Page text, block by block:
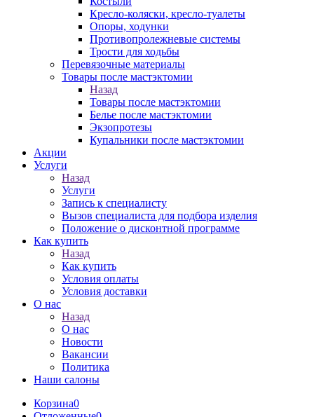
Кресло-коляски, кресло-туалеты
Опоры, ходунки
Противопролежневые системы
Трости для ходьбы
Перевязочные материалы
Товары после мастэктомии
Назад
Товары после мастэктомии
Белье после мастэктомии
Экзопротезы
Купальники после мастэктомии
Акции
Услуги
Назад
Услуги
Запись к специалисту
Вызов специалиста для подбора изделия
Положение о дисконтной программе
Как купить
Назад
Как купить
Условия оплаты
Условия доставки
О нас
Назад
О нас
Новости
Вакансии
Политика
Наши салоны
Корзина0